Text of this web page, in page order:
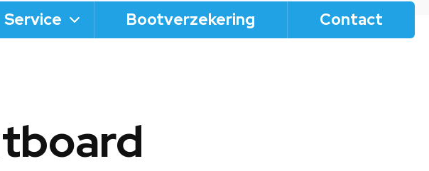
Service Bootverzekering Contact